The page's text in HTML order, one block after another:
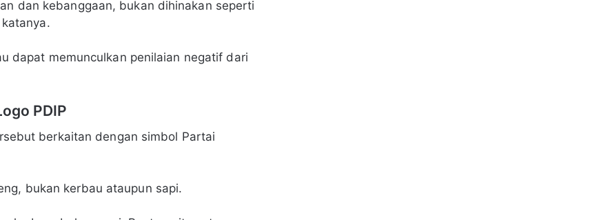
dan kebanggaan, bukan dihinakan seperti
dapat memunculkan penilaian negatif dari
PDIP
berkaitan dengan simbol Partai
bukan kerbau ataupun sapi.